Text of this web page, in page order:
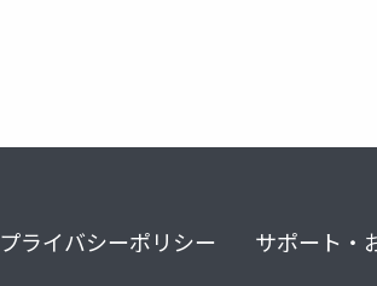
プライバシーポリシー サポート・